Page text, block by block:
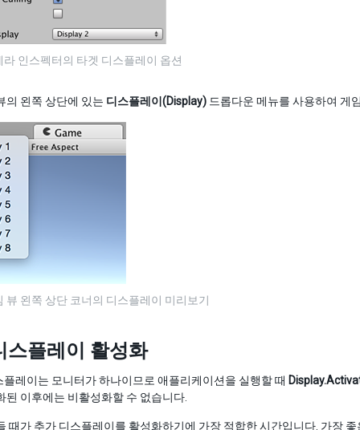
라 인스펙터의 타겟 디스플레이 옵션
의 왼쪽 상단에 있는 디스플레이(Display) 드롭다운 메뉴를 사용하여 게
뷰 왼쪽 상단 코너의 디스플레이 미리보기
스플레이 활성화
플레이는 모니터가 하나이므로 애플리케이션을 실행할 때
된 이후에는 비활성화할 수 없습니다.
때가 추가 디스플레이를 활성화하기에 가장 적합한 시간입니다. 가장